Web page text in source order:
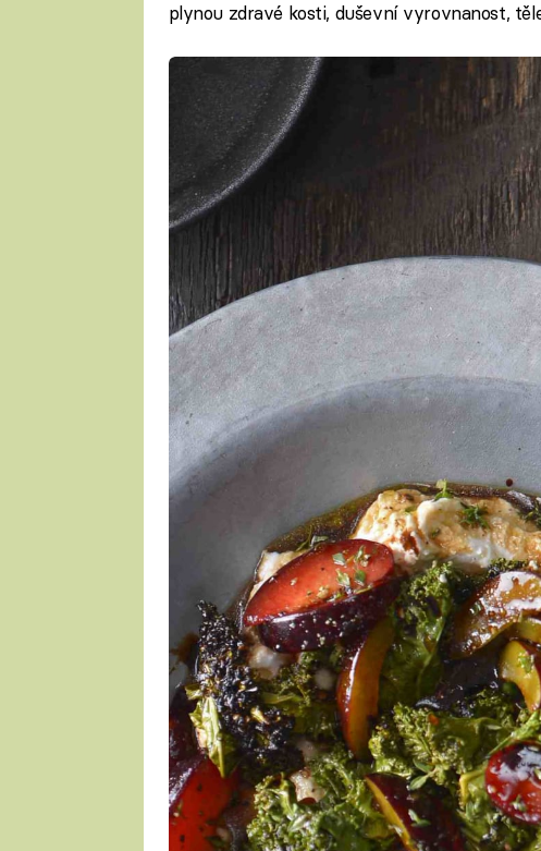
plynou zdravé kosti, duševní vyrovnanost,